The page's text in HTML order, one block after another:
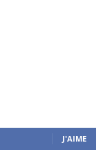
J'AIME